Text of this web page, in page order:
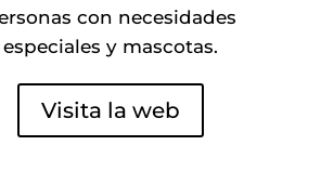
con necesidades
especiales y mascotas.
Visita la web